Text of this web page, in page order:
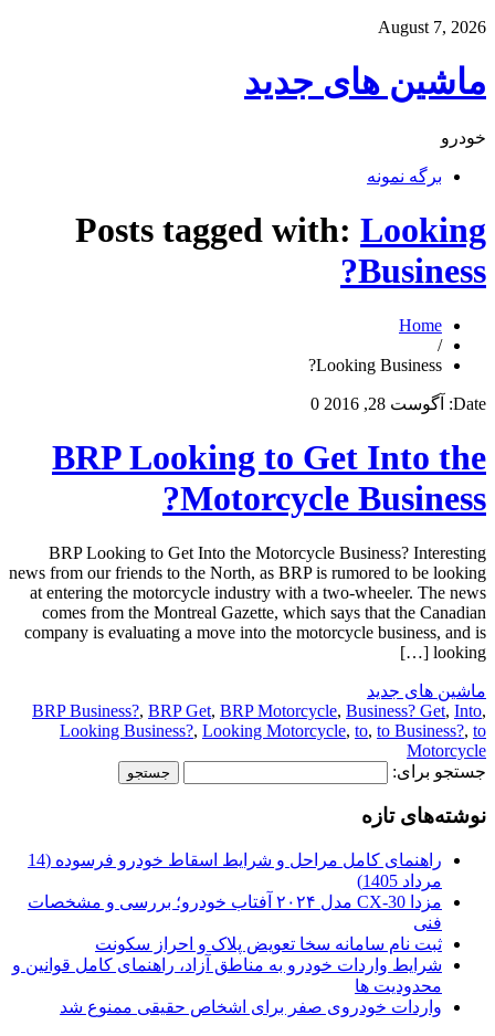
August 7, 2026
ماشین های جدید
خودرو
برگه نمونه
Posts tagged with: Looking
Business?
Home
/
Looking Business?
Date: آگوست 28, 2016 0
BRP Looking to Get Into the
Motorcycle Business?
BRP Looking to Get Into the Motorcycle Business? Interesting
news from our friends to the North, as BRP is rumored to be looking
at entering the motorcycle industry with a two-wheeler. The news
comes from the Montreal Gazette, which says that the Canadian
company is evaluating a move into the motorcycle business, and is
looking […]
ماشین های جدید
BRP Business?, BRP Get, BRP Motorcycle, Business? Get, Into,
Looking Business?, Looking Motorcycle, to, to Business?, to
Motorcycle
جستجو برای:
نوشته‌های تازه
راهنمای کامل مراحل و شرایط اسقاط خودرو فرسوده (14
مرداد 1405)
مزدا CX-30 مدل ۲۰۲۴ آفتاب خودرو؛ بررسی و مشخصات
فنی
ثبت نام سامانه سخا تعویض پلاک و احراز سکونت
شرایط واردات خودرو به مناطق آزاد، راهنمای کامل قوانین و
محدودیت ها
واردات خودروی صفر برای اشخاص حقیقی ممنوع شد